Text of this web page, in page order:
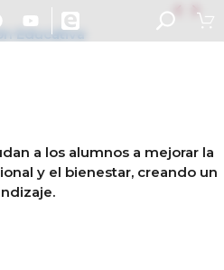
 
Educativa
a los alumnos a mejorar la
y el bienestar, creando un